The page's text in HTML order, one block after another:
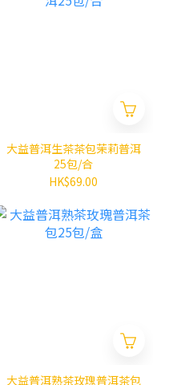
大益普洱生茶茶包茉莉普洱
25包/合
HK$69.00
大益普洱熟茶玫瑰普洱茶包